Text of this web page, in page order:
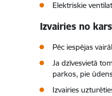
Elektriskie
Izvairies no
Pēc iespējas
Ja dzīvesvietā
parkos, pie
Izvairies